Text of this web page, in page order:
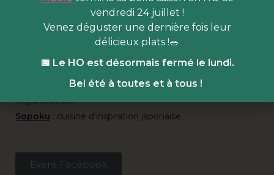
déguster les spécialités de nos 5 chefs·fes résidents·es :
burgers et plats 100% végans
cuisine fusion afro-caribéenne
La Cuisine de Souad : cuisine marocaine faite maison,
végane et bio
Sopoku : cuisine d'inspiration japonaise
Event Facebook
vendredi 24 juillet !
Venez déguster une dernière fois leur
délicieux plats !🥗
📅 Le HO est désormais fermé le lundi.
Bel été à toutes et à tous !